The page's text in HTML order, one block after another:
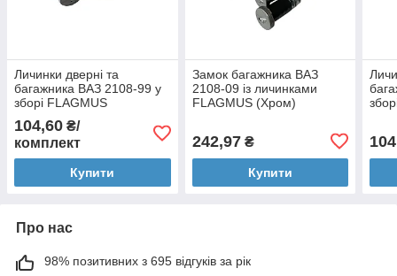
Личинки дверні та
багажника ВАЗ 2108-99 у
зборі FLAGMUS
104,60 ₴/
комплект
Купити
Замок багажника ВАЗ
2108-09 із личинками
FLAGMUS (Хром)
242,97₴
Купити
104
Про нас
98% позитивних з 695 відгуків за рік